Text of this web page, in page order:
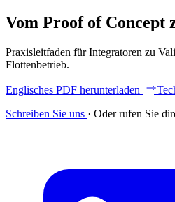
Vom Proof of Concept
Praxisleitfaden für Integratoren zu
Flottenbetrieb.
Englisches PDF herunterladen
Schreiben Sie uns · Oder rufen Sie